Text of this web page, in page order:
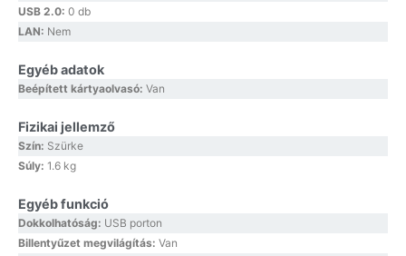
USB 2.0: 0 db
LAN: Nem
Egyéb adatok
Beépített kártyaolvasó: Van
Fizikai jellemző
Szín: Szürke
Súly: 1.6 kg
Egyéb funkció
Dokkolhatóság: USB porton
Billentyűzet megvilágítás: Van